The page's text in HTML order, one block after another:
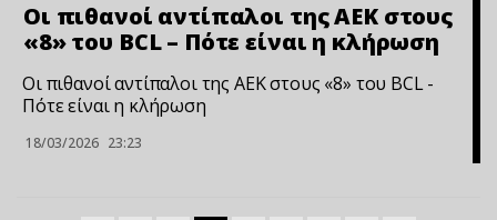
Οι πιθανοί αντίπαλοι της ΑΕΚ στους
«8» του BCL – Πότε είναι η κλήρωση
Οι πιθανοί αντίπαλοι της ΑΕΚ στους «8» του BCL -
Πότε είναι η κλήρωση
18/03/2026 23:23